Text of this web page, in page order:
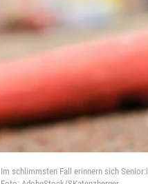
Im schlimmsten Fall erinnern sich